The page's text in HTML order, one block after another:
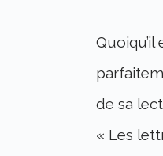
de sa
« Les